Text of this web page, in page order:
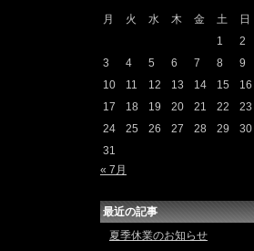
月 火 水 木 金 土
日
1
2
3
4 5 6 7 8
9
10
11 12 13 14 15
16
17
18 19 20 21 22
23
24
25 26 27 28 29
30
31
« 7月
最近の記事
夏季休業のお知らせ